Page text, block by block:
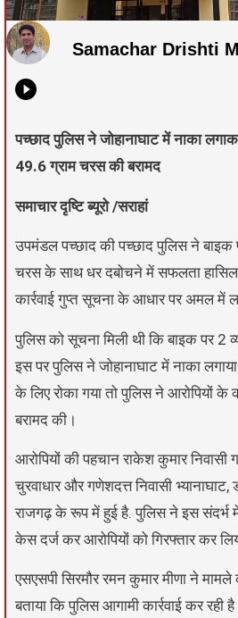
Samachar Drishti
पच्छाद पुलिस ने जोहानाघाट में नाका
49.6 ग्राम चरस की बरामद
समाचार दृष्टि ब्यूरो /सराहां
उपमंडल पच्छाद की पच्छाद पुलिस ने बाइक
चरस के साथ धर दबोचने में सफलता
कार्रवाई गुप्त सूचना के आधार पर अमल में
पुलिस को सूचना मिली थी कि बाइक पर 2
इस पर पुलिस ने जोहानाघाट में नाका
के लिए रोका गया तो पुलिस ने आरोपियों
बरामद की।
आरोपियों की पहचान राकेश कुमार निवासी
चुरवाधार और गणेशदत्त निवासी
राजगढ़ के रूप में हुई है. पुलिस ने इस संदर्भ
केस दर्ज कर आरोपियों को गिरफ्तार कर
एसएसपी सिरमौर रमन कुमार मीणा ने मामले
बताया कि पुलिस आगामी कार्रवाई कर रही